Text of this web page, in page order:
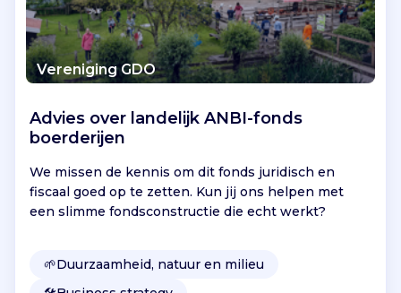
Vereniging GDO
Advies over landelijk ANBI-fonds
boerderijen
We missen de kennis om dit fonds juridisch en
fiscaal goed op te zetten. Kun jij ons helpen met
een slimme fondsconstructie die echt werkt?
🌱Duurzaamheid, natuur en milieu